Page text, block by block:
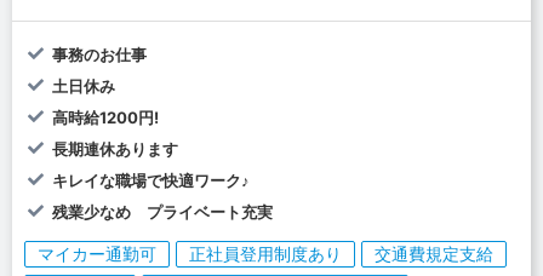
事務のお仕事
土日休み
高時給1200円!
長期連休あります
キレイな職場で快適ワーク♪
残業少なめ プライベート充実
マイカー通勤可 正社員登用制度あり
交通費規定支給